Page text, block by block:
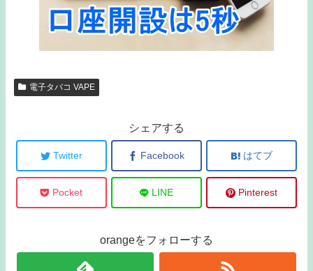
電子タバコ VAPE
シェアする
Twitter Facebook はてブ
Pocket LINE Pinterest
orangeをフォローする